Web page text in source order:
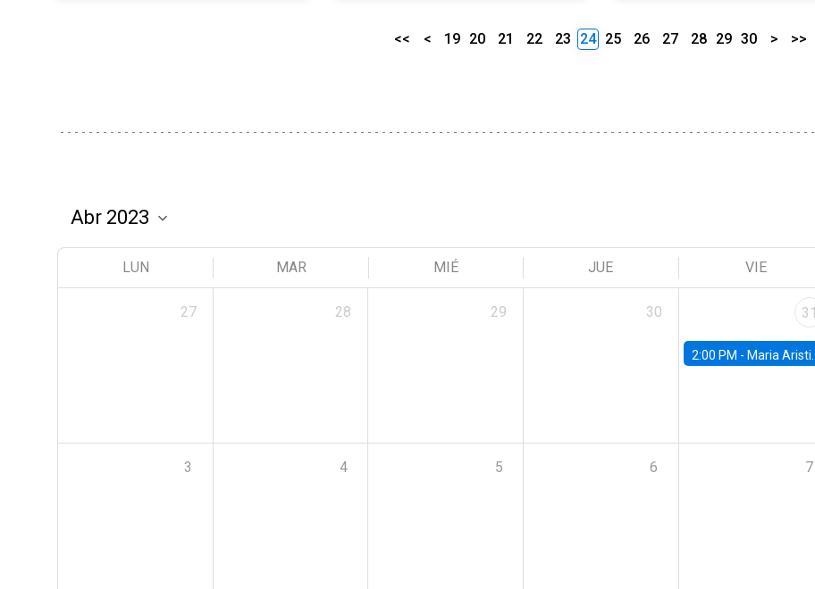
<< < 19 20 21 22 23 24 25 26 27 28 29 30 > >>
LUN MAR MIÉ JUE VIE
27 28 29 30 31
2:00 PM - Maria Aristizabal-Ramirez, FED Board
3 4 5 6 7